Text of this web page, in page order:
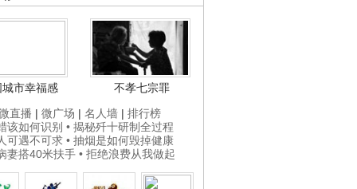
城市幸福感
不孝七宗罪
直播 | 微广场 | 名人墙 | 排行榜
该如何识别 • 揭秘歼十研制全过程
可遇不可求 • 抽烟是如何毁掉健康
妻搭40米扶手 • 拒绝浪费从我做起